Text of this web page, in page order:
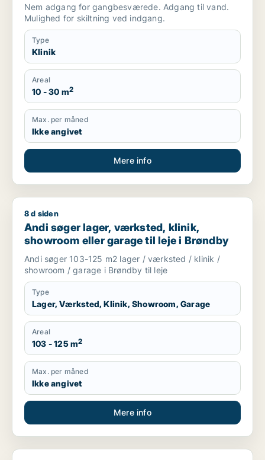
Nem adgang for gangbesværede. Adgang til vand.
Mulighed for skiltning ved indgang.
Type
Klinik
Areal
10 - 30 m2
Max. per måned
Ikke angivet
Mere info
Andi søger lager, værksted, klinik, showroom eller garage til
8 d siden
Andi søger lager, værksted, klinik,
showroom eller garage til leje i Brøndby
Andi søger 103-125 m2 lager / værksted / klinik /
showroom / garage i Brøndby til leje
Type
Lager, Værksted, Klinik, Showroom, Garage
Areal
103 - 125 m2
Max. per måned
Ikke angivet
Mere info